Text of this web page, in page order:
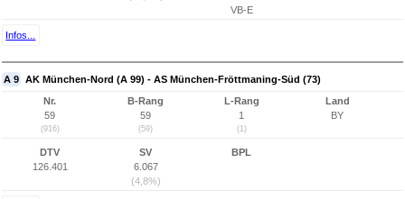
VB-E
Infos...
A 9 AK München-Nord (A 99) - AS München-Fröttmaning-Süd (73)
Nr.
59
(916)
B-Rang
59
(59)
L-Rang
1
(1)
Land
BY
DTV
126.401
SV
6.067
(4,8%)
BPL